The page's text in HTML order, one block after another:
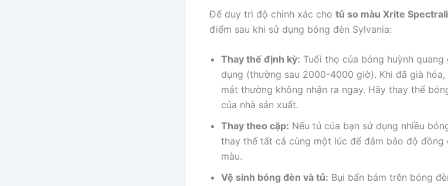
Để duy trì độ chính xác cho tủ so màu Xrite
điểm sau khi sử dụng bóng đèn Sylvania:
Thay thế định kỳ: Tuổi thọ của bóng huỳnh
dụng (thường sau 2000-4000 giờ). Khi đã già
mắt thường không nhận ra ngay. Hãy thay thế
của nhà sản xuất.
Thay theo cặp: Nếu tủ của bạn sử dụng nhiều
thay thế tất cả cùng một lúc để đảm bảo độ
màu.
Vệ sinh bóng đèn và tủ: Bụi bẩn bám trên bóng